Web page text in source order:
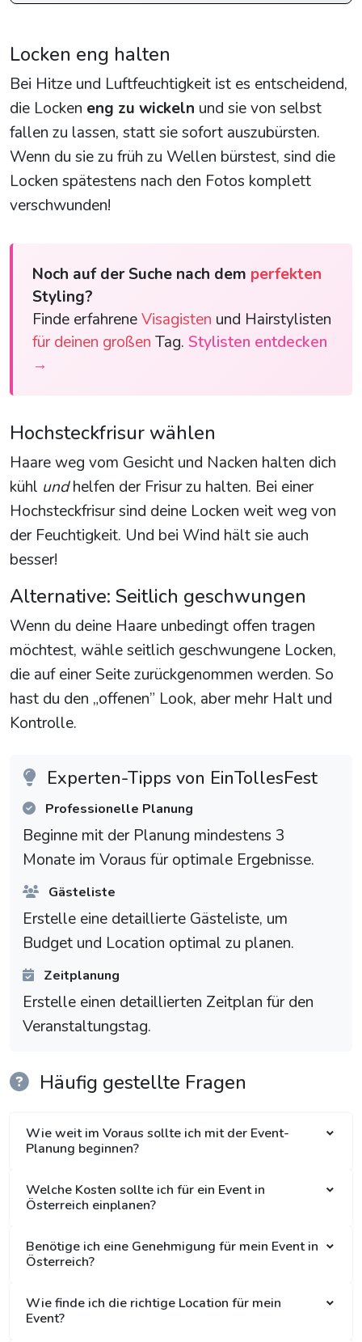
Locken eng halten
Bei Hitze und Luftfeuchtigkeit ist es entscheidend,
die Locken eng zu wickeln und sie von selbst
fallen zu lassen, statt sie sofort auszubürsten.
Wenn du sie zu früh zu Wellen bürstest, sind die
Locken spätestens nach den Fotos komplett
verschwunden!
Noch auf der Suche nach dem perfekten
Styling?
Finde erfahreneVisagisten und Hairstylisten
für deinen großen Tag. Stylisten entdecken
→
Hochsteckfrisur wählen
Haare weg vom Gesicht und Nacken halten dich
kühl undhelfen der Frisur zu halten. Bei einer
Hochsteckfrisur sind deine Locken weit weg von
der Feuchtigkeit. Und bei Wind hält sie auch
besser!
Alternative: Seitlich geschwungen
Wenn du deine Haare unbedingt offen tragen
möchtest, wähle seitlich geschwungene Locken,
die auf einer Seite zurückgenommen werden. So
hast du den „offenen” Look, aber mehr Halt und
Kontrolle.
Experten-Tipps von EinTollesFest
Professionelle Planung
Beginne mit der Planung mindestens 3
Monate im Voraus für optimale Ergebnisse.
Gästeliste
Erstelle eine detaillierte Gästeliste, um
Budget und Location optimal zu planen.
Zeitplanung
Erstelle einen detaillierten Zeitplan für den
Veranstaltungstag.
Häufig gestellte Fragen
Wie weit im Voraus sollte ich mit der Event-
Planung beginnen?
Welche Kosten sollte ich für ein Event in
Österreich einplanen?
Benötige ich eine Genehmigung für mein Event in
Österreich?
Wie finde ich die richtige Location für mein
Event?